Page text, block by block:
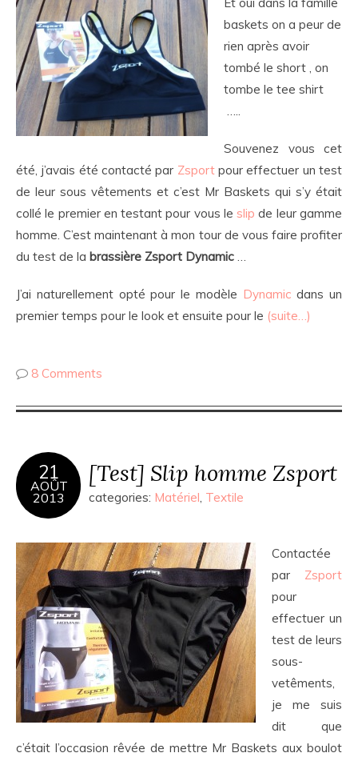
baskets on a peur de
rien après avoir
tombé le short , on
tombe le tee shirt
…..
Souvenez vous cet
été, j’avais été contacté par Zsportpour effectuer un test
de leur sous vêtements et c’est Mr Baskets qui s’y était
collé le premier en testant pour vous leslip de leur gamme
homme. C’est maintenant à mon tour de vous faire profiter
du test de la brassière Zsport Dynamic …
J’ai naturellement opté pour le modèle Dynamic dans un
premier temps pour le look et ensuite pour le (suite…)
8 Comments
21
AOÛT
2013
[Test] Slip homme Zsport
categories: Matériel, Textile
Contactée
par Zsport
pour
effectuer un
test de leurs
sous-
vetêments,
je me suis
dit que
c’était l’occasion rêvée de mettre Mr Baskets aux boulot